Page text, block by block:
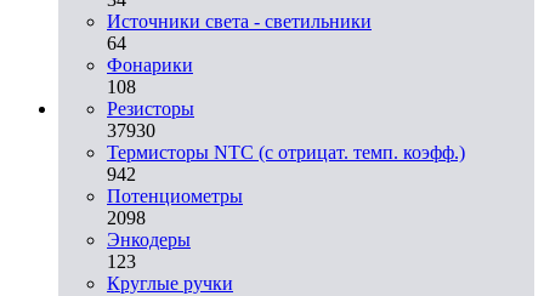
Источники света - светильники
64
Фонарики
108
Резисторы
37930
Термисторы NTC (с отрицат. темп. коэфф.)
942
Потенциометры
2098
Энкодеры
123
Круглые ручки